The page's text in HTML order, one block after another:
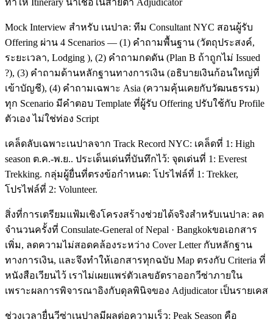
ทำให้ Itinerary น่าเชื่อในสายตา Adjudicator
Mock Interview สำหรับ เนปาล: ทีม Consultant NYC สอนผู้รับ
Offering ผ่าน 4 Scenarios — (1) คำถามพื้นฐาน (วัตถุประสงค์,
ระยะเวลา, Lodging ), (2) คำถามกดดัน (Plan B ถ้าถูกไม่ Issued
?), (3) คำถามด้านหลักฐานทางการเงิน (อธิบายเงินก้อนใหญ่ที่
เข้าบัญชี), (4) คำถามเฉพาะ Asia (ความคุ้นเคยกับวัฒนธรรม)
ทุก Scenario มีคำตอบ Template ที่ผู้รับ Offering ปรับใช้กับ Profile
ตัวเอง ไม่ใช่ท่อง Script
เคล็ดลับเฉพาะเนปาลจาก Track Record NYC: เคล็ดที่ 1: High
season ต.ค.-พ.ย.. ประเด็นเด่นที่บันทึกไว้: จุดเด่นที่ 1: Everest
Trekking. กลุ่มผู้ยื่นที่ตรงข้อกำหนด: โปรไฟล์ที่ 1: Trekker,
โปรไฟล์ที่ 2: Volunteer.
สิ่งที่การเตรียมแฟ้มเชิงโครงสร้างช่วยได้จริงสำหรับเนปาล: ลด
จำนวนครั้งที่ Consulate-General of Nepal · Bangkokขอเอกสาร
เพิ่ม, ลดความไม่สอดคล้องระหว่าง Cover Letter กับหลักฐาน
ทางการเงิน, และจึงทำให้เอกสารทุกฉบับ Map ตรงกับ Criteria ที่
หนังสือเวียนไว้ เราไม่เผยแพร่ตัวเลขอัตราออกวีซ่าภายใน
เพราะผลการพิจารณาอิงกับดุลพินิจของ Adjudicator เป็นรายเคส
ช่วงเวลายื่นวีซ่าเนปาลมีผลต่อความเร็ว: Peak Season คือ